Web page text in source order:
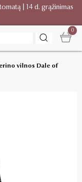
| 14 d. grąžinimas
0
vilnos Dale of